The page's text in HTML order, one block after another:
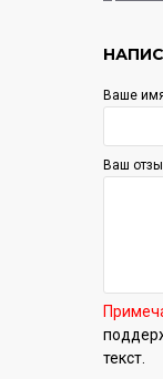
Ваше
Ваш
текст.